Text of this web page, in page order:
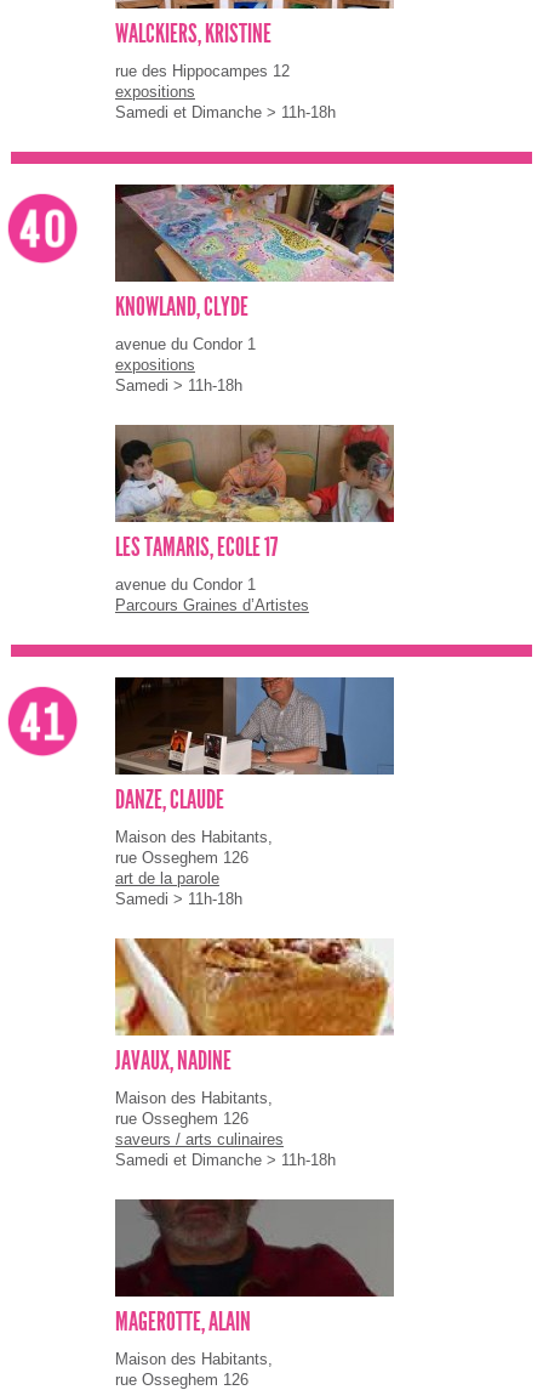
WALCKIERS, KRISTINE
rue des Hippocampes 12
expositions
Samedi et Dimanche > 11h-18h
KNOWLAND, CLYDE
avenue du Condor 1
expositions
Samedi > 11h-18h
LES TAMARIS, ECOLE 17
avenue du Condor 1
Parcours Graines d’Artistes
DANZE, CLAUDE
Maison des Habitants,
rue Osseghem 126
art de la parole
Samedi > 11h-18h
JAVAUX, NADINE
Maison des Habitants,
rue Osseghem 126
saveurs / arts culinaires
Samedi et Dimanche > 11h-18h
MAGEROTTE, ALAIN
Maison des Habitants,
rue Osseghem 126